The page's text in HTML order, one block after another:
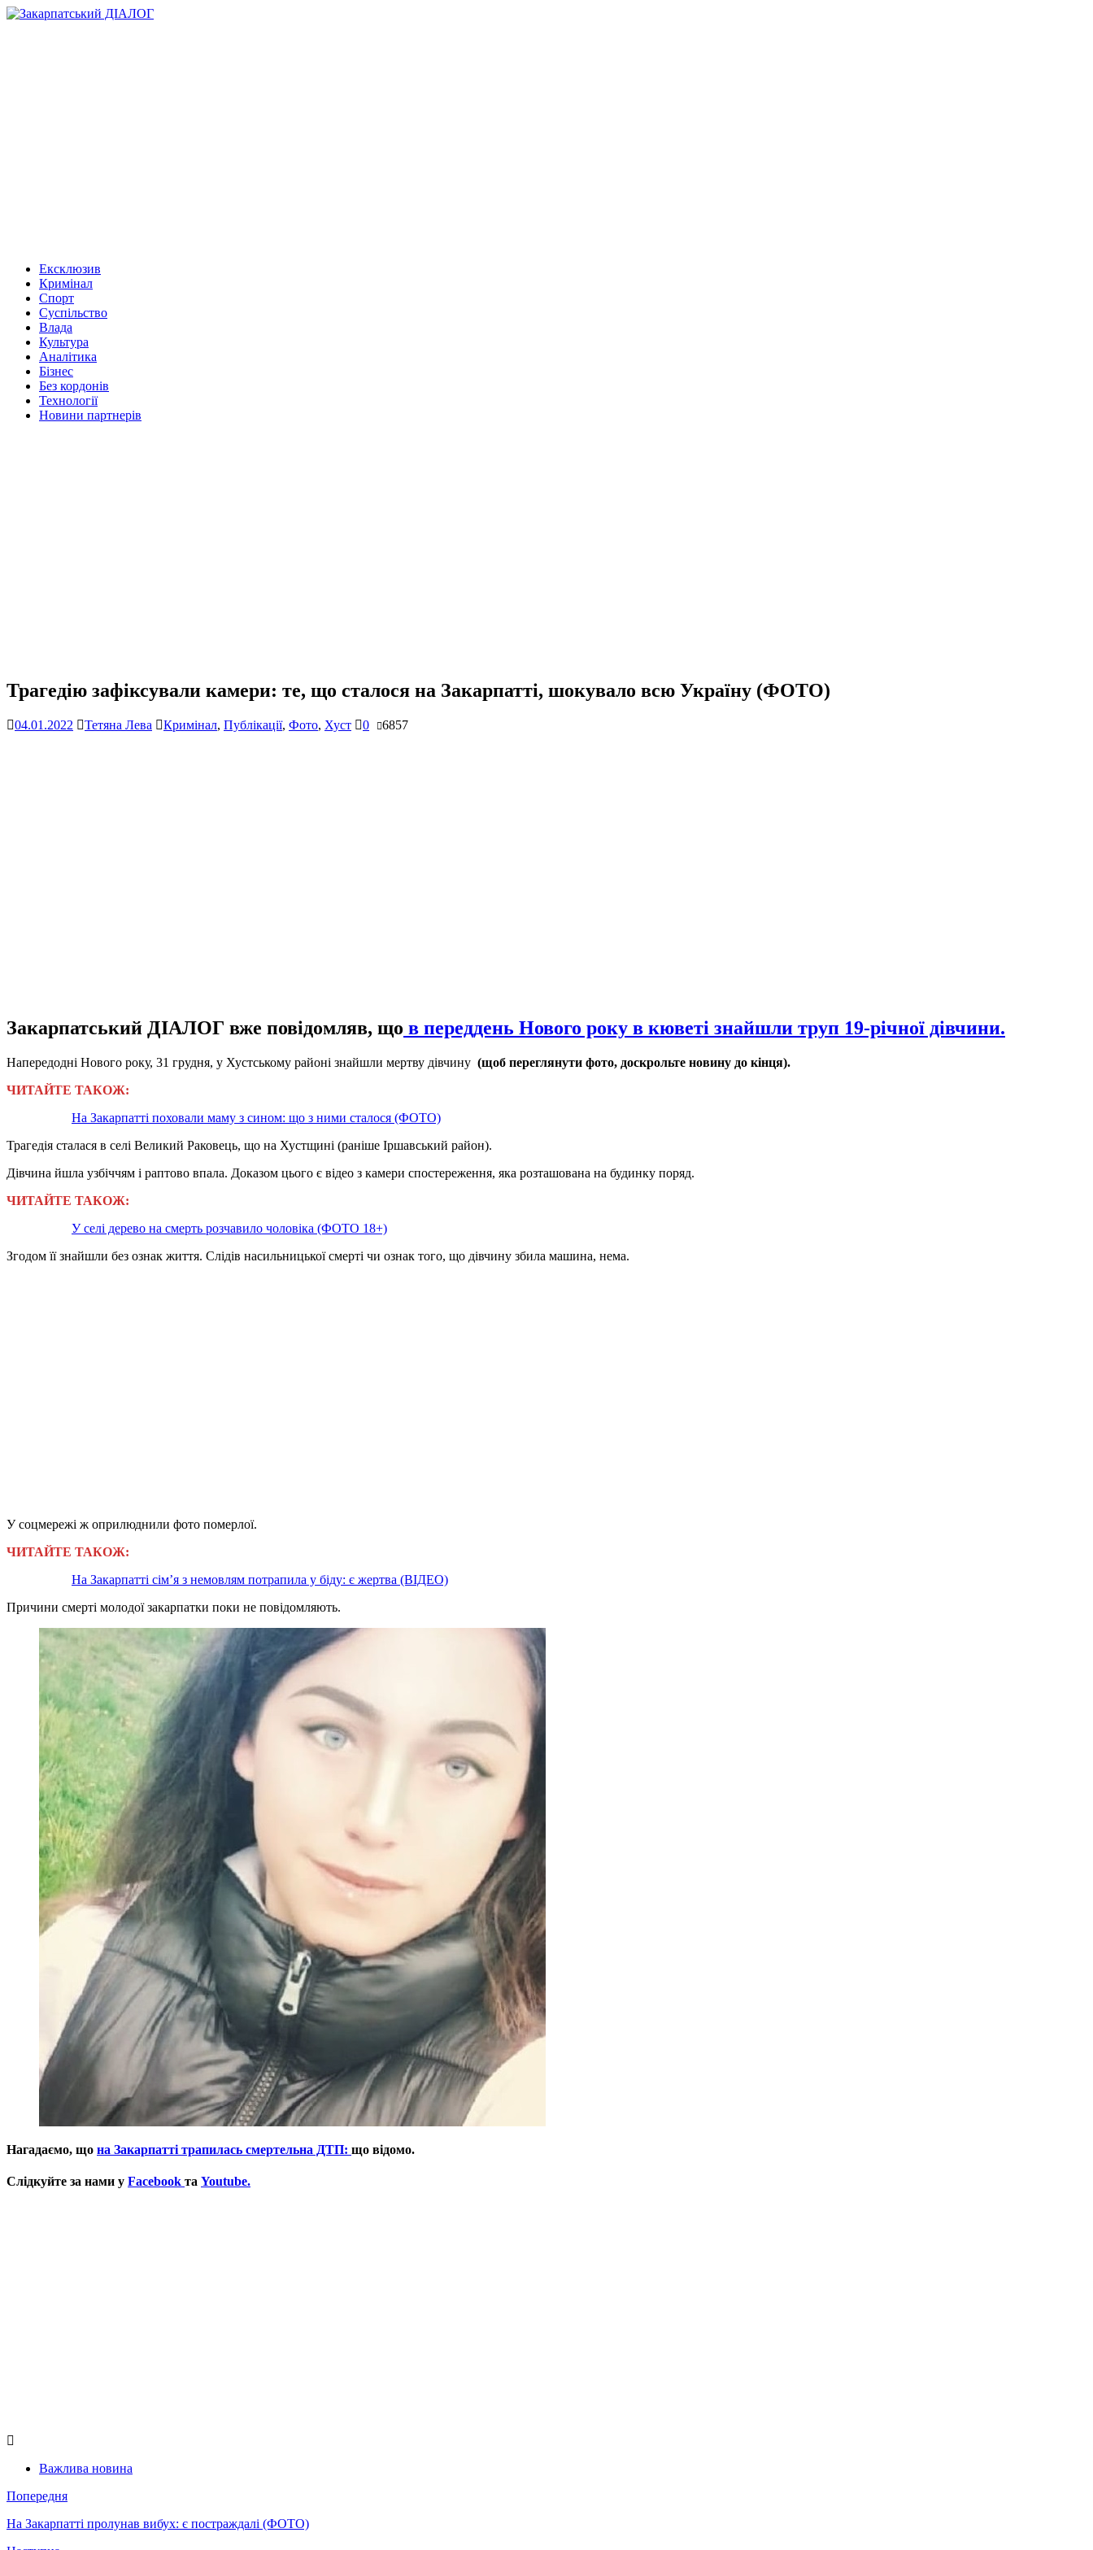
Ексклюзив
Кримінал
Спорт
Суспільство
Влада
Культура
Аналітика
Бізнес
Без кордонів
Технології
Новини партнерів
Трагедію зафіксували камери: те, що сталося на Закарпатті, шокувало всю Україну (ФОТО)
04.01.2022 Тетяна Лева Кримінал, Публікації, Фото, Хуст 0 6857
Закарпатський ДІАЛОГ вже повідомляв, що в переддень Нового року в кюветі знайшли труп 19-річної дівчини.
Напередодні Нового року, 31 грудня, у Хустському районі знайшли мертву дівчину (щоб переглянути фото, доскрольте новину до кінця).
ЧИТАЙТЕ ТАКОЖ:
На Закарпатті поховали маму з сином: що з ними сталося (ФОТО)
Трагедія сталася в селі Великий Раковець, що на Хустщині (раніше Іршавський район).
Дівчина йшла узбіччям і раптово впала. Доказом цього є відео з камери спостереження, яка розташована на будинку поряд.
ЧИТАЙТЕ ТАКОЖ:
У селі дерево на смерть розчавило чоловіка (ФОТО 18+)
Згодом її знайшли без ознак життя. Слідів насильницької смерті чи ознак того, що дівчину збила машина, нема.
У соцмережі ж оприлюднили фото померлої.
ЧИТАЙТЕ ТАКОЖ:
На Закарпатті сім’я з немовлям потрапила у біду: є жертва (ВІДЕО)
Причини смерті молодої закарпатки поки не повідомляють.
Нагадаємо, що на Закарпатті трапилась смертельна ДТП: що відомо.
Слідкуйте за нами у Facebook та Youtube.
Важлива новина
Попередня
На Закарпатті пролунав вибух: є постраждалі (ФОТО)